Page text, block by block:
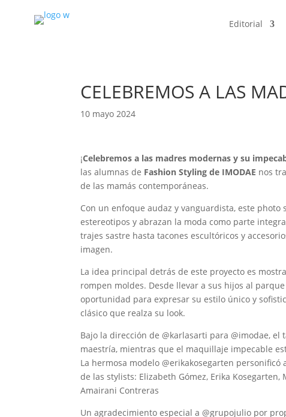
Editorial
CELEBREMOS A LAS
10 mayo 2024
¡Celebremos a las madres modernas y su
las alumnas de Fashion Styling de IMODAE nos
de las mamás contemporáneas.
Con un enfoque audaz y vanguardista, este
estereotipos y abrazan la moda como parte
trajes sastre hasta tacones escultóricos y
imagen.
La idea principal detrás de este proyecto es
rompen moldes. Desde llevar a sus hijos al
oportunidad para expresar su estilo único y
clásico que realza su look.
Bajo la dirección de @karlasarti para @imodae,
maestría, mientras que el maquillaje impecable
La hermosa modelo @erikakosegarten
de las stylists: Elizabeth Gómez, Erika
Amairani Contreras
Un agradecimiento especial a @grupojulio por